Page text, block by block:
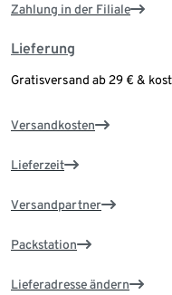
Zahlung in der Filiale
Lieferung
Gratisversand ab 29 € &
Versandkosten
Lieferzeit
Versandpartner
Packstation
Lieferadresse ändern